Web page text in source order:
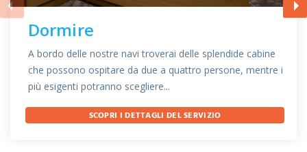
Dormire
A bordo delle nostre navi troverai delle splendide cabine
che possono ospitare da due a quattro persone, mentre i
più esigenti potranno scegliere...
SCOPRI I DETTAGLI DEL SERVIZIO